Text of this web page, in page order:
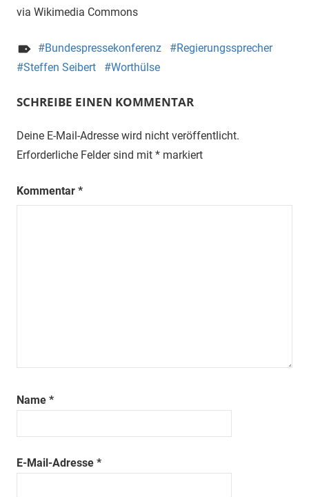
via Wikimedia Commons
Bundespressekonferenz
Regierungssprecher
Steffen Seibert
Worthülse
SCHREIBE EINEN KOMMENTAR
Deine E-Mail-Adresse wird nicht veröffentlicht.
Erforderliche Felder sind mit * markiert
Kommentar *
Name *
E-Mail-Adresse *